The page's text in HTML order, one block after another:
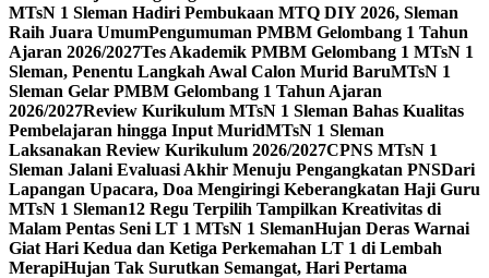
MTsN 1 Sleman Hadiri Pembukaan MTQ DIY 2026, Sleman
Raih Juara UmumPengumuman PMBM Gelombang 1 Tahun
Ajaran 2026/2027Tes Akademik PMBM Gelombang 1 MTsN 1
Sleman, Penentu Langkah Awal Calon Murid BaruMTsN 1
Sleman Gelar PMBM Gelombang 1 Tahun Ajaran
2026/2027Review Kurikulum MTsN 1 Sleman Bahas Kualitas
Pembelajaran hingga Input MuridMTsN 1 Sleman
Laksanakan Review Kurikulum 2026/2027CPNS MTsN 1
Sleman Jalani Evaluasi Akhir Menuju Pengangkatan PNSDari
Lapangan Upacara, Doa Mengiringi Keberangkatan Haji Guru
MTsN 1 Sleman12 Regu Terpilih Tampilkan Kreativitas di
Malam Pentas Seni LT 1 MTsN 1 SlemanHujan Deras Warnai
Giat Hari Kedua dan Ketiga Perkemahan LT 1 di Lembah
MerapiHujan Tak Surutkan Semangat, Hari Pertama